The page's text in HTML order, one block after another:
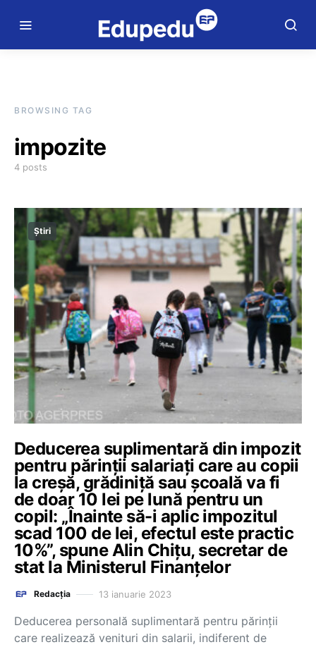
BROWSING TAG
impozite
4 posts
Știri
Deducerea suplimentară din impozit
pentru părinții salariați care au copii
la creșă, grădiniță sau școală va fi
de doar 10 lei pe lună pentru un
copil: „Înainte să-i aplic impozitul
scad 100 de lei, efectul este practic
10%”, spune Alin Chițu, secretar de
stat la Ministerul Finanțelor
Redacția 13 ianuarie 2023
Deducerea personală suplimentară pentru părinții
care realizează venituri din salarii, indiferent de